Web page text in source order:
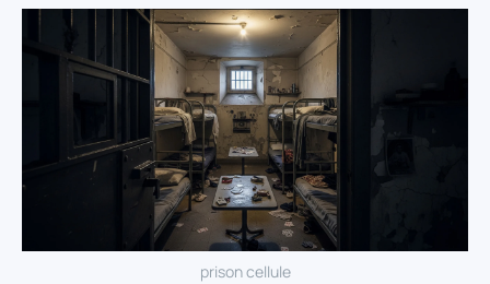
prison cellule